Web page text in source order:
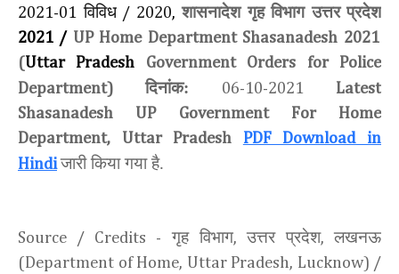
2021-01 विविध/ 2020, शासनादेशगृह विभाग उत्तर प्रदेश
2021 / UP Home Department Shasanadesh 2021
( Uttar Pradesh Government Orders for Police
Department)दिनांक: 06-10-2021 Latest
Shasanadesh UP Government For Home
Department, Uttar Pradesh PDF Download in
Hindi जारी किया गया है.
Source / Credits - गृह विभाग, उत्तर प्रदेश, लखनऊ
(Department of Home, Uttar Pradesh, Lucknow) /